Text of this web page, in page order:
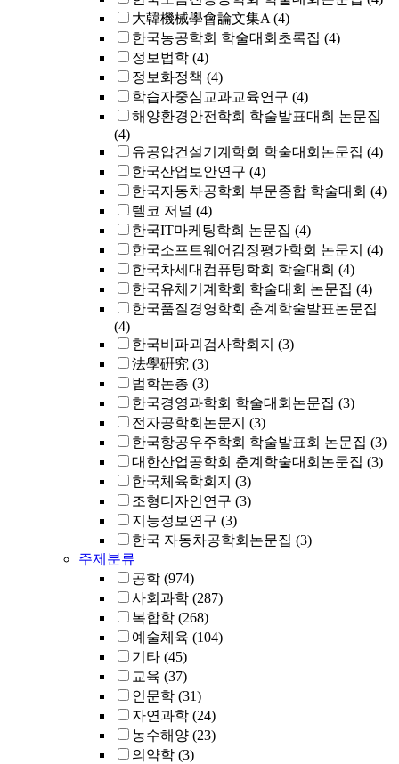
大韓機械學會論文集A (4)
한국농공학회 학술대회초록집 (4)
정보법학 (4)
정보화정책 (4)
학습자중심교과교육연구 (4)
해양환경안전학회 학술발표대회 논문집
(4)
유공압건설기계학회 학술대회논문집 (4)
한국산업보안연구 (4)
한국자동차공학회 부문종합 학술대회 (4)
텔코 저널 (4)
한국IT마케팅학회 논문집 (4)
한국소프트웨어감정평가학회 논문지 (4)
한국차세대컴퓨팅학회 학술대회 (4)
한국유체기계학회 학술대회 논문집 (4)
한국품질경영학회 춘계학술발표논문집
(4)
한국비파괴검사학회지 (3)
法學硏究 (3)
법학논총 (3)
한국경영과학회 학술대회논문집 (3)
전자공학회논문지 (3)
한국항공우주학회 학술발표회 논문집 (3)
대한산업공학회 춘계학술대회논문집 (3)
한국체육학회지 (3)
조형디자인연구 (3)
지능정보연구 (3)
한국 자동차공학회논문집 (3)
주제분류
공학 (974)
사회과학 (287)
복합학 (268)
예술체육 (104)
기타 (45)
교육 (37)
인문학 (31)
자연과학 (24)
농수해양 (23)
의약학 (3)